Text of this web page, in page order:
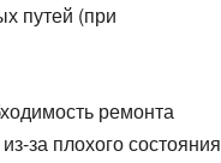
путей (при
ремонта
за плохого состояния